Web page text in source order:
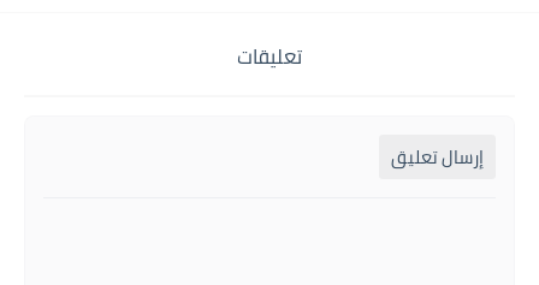
تعليقات
إرسال تعليق